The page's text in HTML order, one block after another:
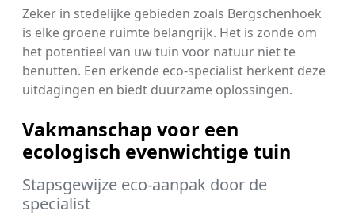
Zeker in stedelijke gebieden zoals Bergschenhoek
is elke groene ruimte belangrijk. Het is zonde om
het potentieel van uw tuin voor natuur niet te
benutten. Een erkende eco-specialist herkent deze
uitdagingen en biedt duurzame oplossingen.
Vakmanschap voor een
ecologisch evenwichtige tuin
Stapsgewijze eco-aanpak door de
specialist